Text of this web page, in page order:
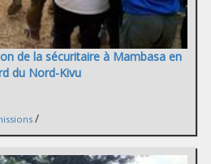
de la sécuritaire à Mambasa en
du Nord-Kivu
/